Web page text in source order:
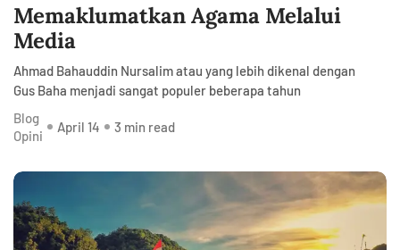
Memaklumatkan Agama Melalui
Media
Ahmad Bahauddin Nursalim atau yang lebih dikenal dengan
Gus Baha menjadi sangat populer beberapa tahun
Blog
Opini
April 14 3 min read